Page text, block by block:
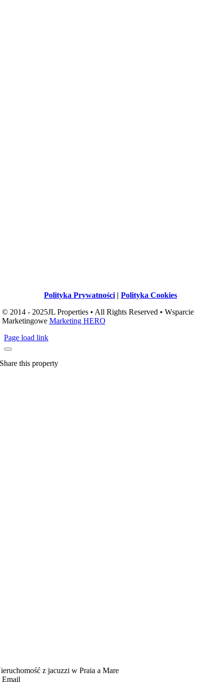
Polityka Prywatności | Polityka Cookies
© 2014 - 2025JL Properties • All Rights Reserved • Wsparcie
Marketingowe Marketing HERO
Page load link
Share this property
z jacuzzi w Praia a Mare
Email